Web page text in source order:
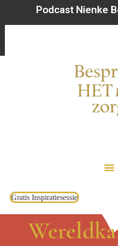
Podcast Nienke
Gratis Inspiratiesessie